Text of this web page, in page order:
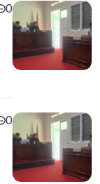
0
0